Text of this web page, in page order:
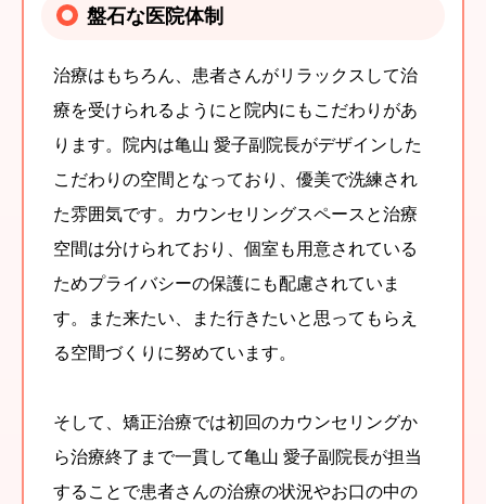
盤石な医院体制
治療はもちろん、患者さんがリラックスして治
療を受けられるようにと院内にもこだわりがあ
ります。院内は亀山 愛子副院長がデザインした
こだわりの空間となっており、優美で洗練され
た雰囲気です。カウンセリングスペースと治療
空間は分けられており、個室も用意されている
ためプライバシーの保護にも配慮されていま
す。また来たい、また行きたいと思ってもらえ
る空間づくりに努めています。
そして、矯正治療では初回のカウンセリングか
ら治療終了まで一貫して亀山 愛子副院長が担当
することで患者さんの治療の状況やお口の中の